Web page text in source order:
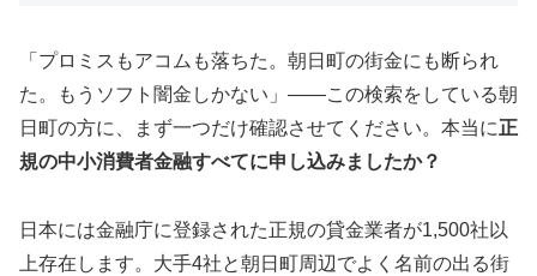
「プロミスもアコムも落ちた。朝日町の街金にも断られ
た。もうソフト闇金しかない」——この検索をしている朝
日町の方に、まず一つだけ確認させてください。本当に正
規の中小消費者金融すべてに申し込みましたか？
日本には金融庁に登録された正規の貸金業者が1,500社以
上存在します。大手4社と朝日町周辺でよく名前の出る街